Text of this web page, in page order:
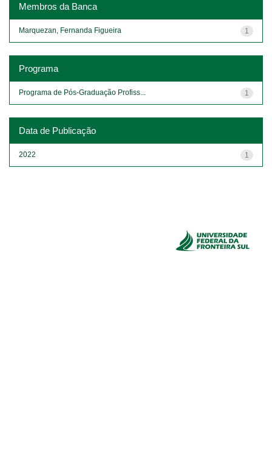
Membros da Banca
1
Marquezan, Fernanda Figueira
Programa
1
Programa de Pós-Graduação Profiss...
Data de Publicação
1
2022